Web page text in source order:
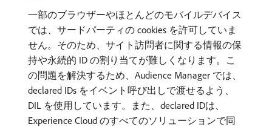
一部のブラウザーやほとんどのモバイルデバイス
では、サードパーティの cookies を許可していま
せん。そのため、サイト訪問者に関する情報の保
持や永続的 ID の割り当てが難しくなります。こ
の問題を解決するため、Audience Manager では、
declared IDs をイベント呼び出しで渡せるよう、
DIL を使用しています。また、declared IDは、
Experience Cloud のすべてのソリューションで同